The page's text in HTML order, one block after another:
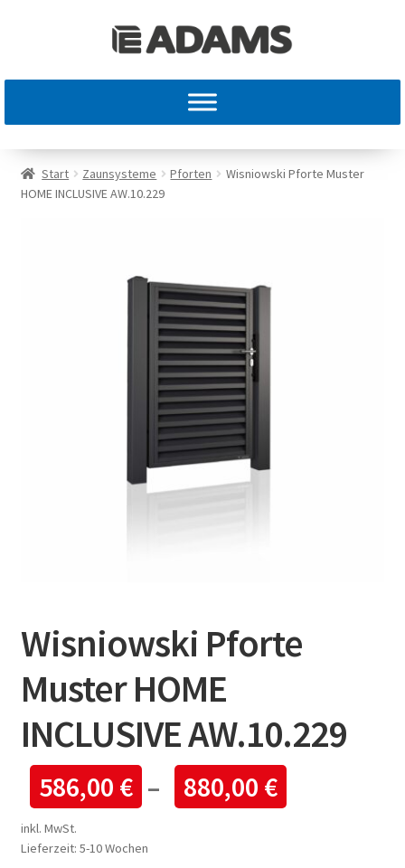
Start Zaunsysteme Pforten
Wisniowski Pforte Muster
HOME INCLUSIVE AW.10.229
Wisniowski Pforte
Muster HOME
INCLUSIVE AW.10.229
586,00 € – 880,00 €
inkl. MwSt.
Lieferzeit: 5-10 Wochen